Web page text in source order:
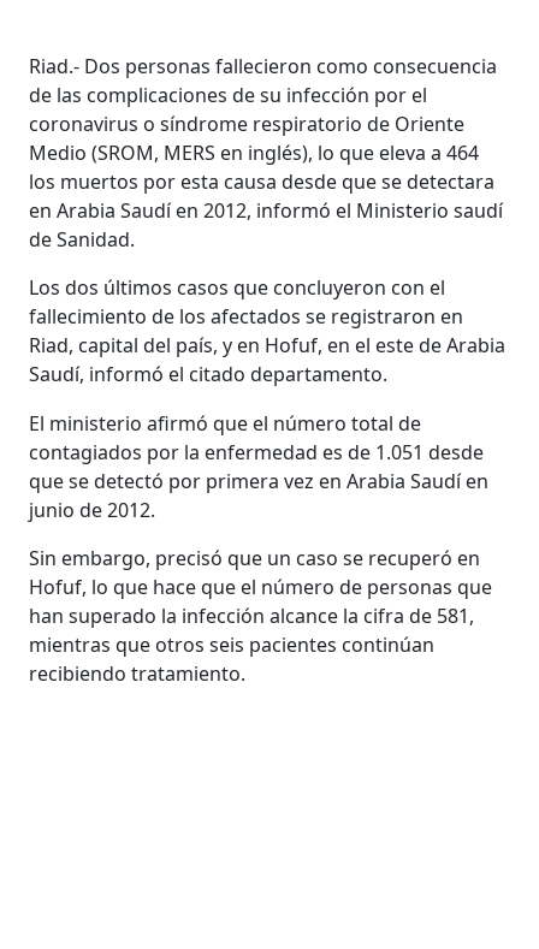
Riad.- Dos personas fallecieron como consecuencia
de las complicaciones de su infección por el
coronavirus o síndrome respiratorio de Oriente
Medio (SROM, MERS en inglés), lo que eleva a 464
los muertos por esta causa desde que se detectara
en Arabia Saudí en 2012, informó el Ministerio saudí
de Sanidad.
Los dos últimos casos que concluyeron con el
fallecimiento de los afectados se registraron en
Riad, capital del país, y en Hofuf, en el este de Arabia
Saudí, informó el citado departamento.
El ministerio afirmó que el número total de
contagiados por la enfermedad es de 1.051 desde
que se detectó por primera vez en Arabia Saudí en
junio de 2012.
Sin embargo, precisó que un caso se recuperó en
Hofuf, lo que hace que el número de personas que
han superado la infección alcance la cifra de 581,
mientras que otros seis pacientes continúan
recibiendo tratamiento.